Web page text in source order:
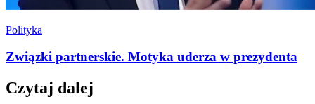
Polityka
Związki partnerskie. Motyka uderza w prezydenta
Czytaj dalej